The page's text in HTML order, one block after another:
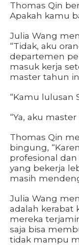
Thomas Qin
Apakah kamu
Julia Wang
“Tidak, aku
departemen
masuk kerja
master tahun
“Kamu lulusan
“Ya, aku
Thomas Qin
bingung,
profesional
yang bekerja
masih
Julia Wang
adalah kerabat
mereka
saja bisa
tidak mampu